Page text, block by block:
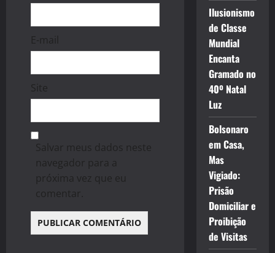
E-mail
Site
Salvar meus dados neste
navegador para a
próxima vez que eu
comentar.
Ilusionismo
de Classe
Mundial
Encanta
Gramado no
40º Natal
Luz
Bolsonaro
em Casa,
Mas
Vigiado:
Prisão
Domiciliar e
Proibição
de Visitas